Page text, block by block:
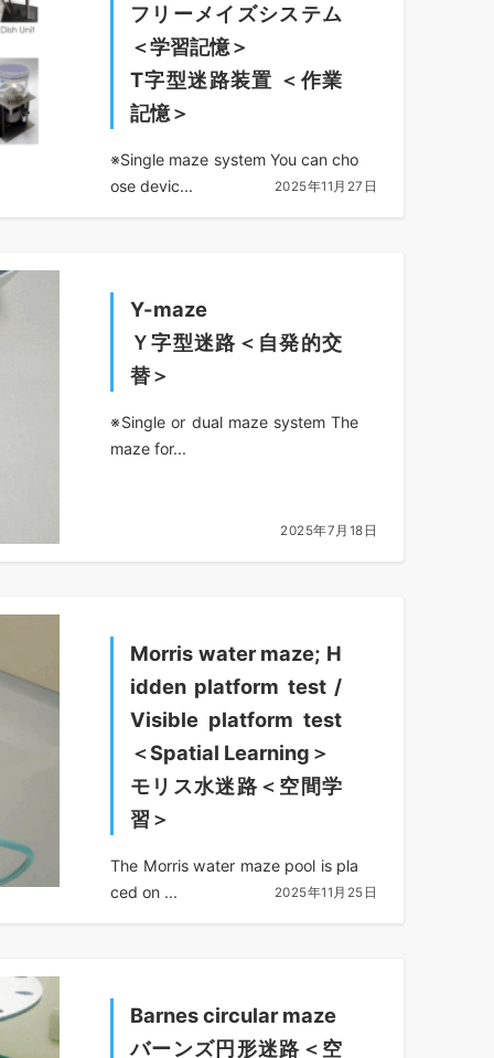
フリーメイズシステム
＜学習記憶＞
T字型迷路装置 ＜作業
記憶＞
※Single maze system You can cho
ose devic...
2025年11月27日
Y-maze
Ｙ字型迷路＜自発的交
替＞
※Single or dual maze system The
maze for...
2025年7月18日
Morris water maze; H
idden platform test /
Visible platform test
＜Spatial Learning＞
モリス水迷路＜空間学
習＞
The Morris water maze pool is pla
ced on ...
2025年11月25日
Barnes circular maze
バーンズ円形迷路＜空